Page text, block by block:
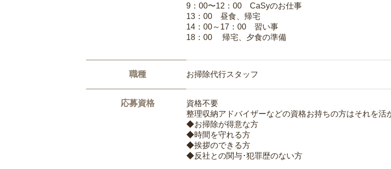
9：00〜12：00 CaSyのお仕事
13：00 昼食、帰宅
14：00～17：00 習い事
18：00 帰宅、夕食の準備
職種 お掃除代行スタッフ
応募資格
資格不要
整理収納アドバイザーなどの資格お持ちの方はそれを活
◆お掃除が得意な方
◆時間を守れる方
◆挨拶のできる方
◆反社との関与･犯罪歴のない方